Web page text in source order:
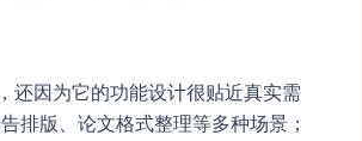
还因为它的功能设计很贴近真实需
排版、论文格式整理等多种场景；